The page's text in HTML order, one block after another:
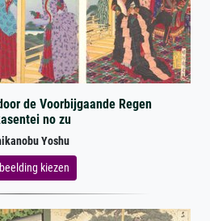
de Voorbijgaande Regen
no zu
Yoshu
kiezen